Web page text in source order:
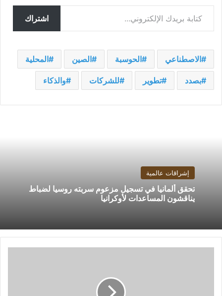
كتابة بريدك الإلكتروني...
اشتراك
الاصطناعي الحوسبة الصين المحلية
بصدد تطوير للشركات والذكاء
إشراقات عالمية
تحقق ألمانيا في تسجيل مزعوم سربته روسيا لضباط
يناقشون المساعدات لأوكرانيا